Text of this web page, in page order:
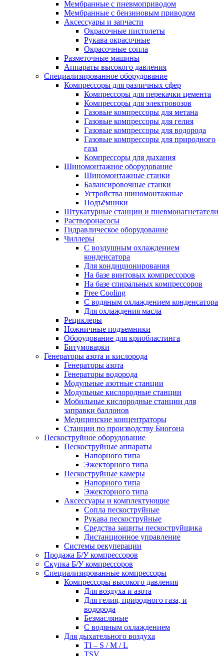
Мембранные с пневмоприводом
Мембранные с бензиновым приводом
Аксессуары и запчасти
Окрасочные пистолеты
Рукава окрасочные
Окрасочные сопла
Разметочные машины
Аппараты высокого давления
Специализированное оборудование
Компрессоры для различных сфер
Компрессоры для перекачки цемента
Компрессоры для электровозов
Газовые компрессоры для метана
Газовые компрессоры для гелия
Газовые компрессоры для водорода
Газовые компрессоры для природного
газа
Компрессоры для дыхания
Шиномонтажное оборудование
Шиномонтажные станки
Балансировочные станки
Устройства шиномонтажные
Подъёмники
Штукатурные станции и пневмонагнетатели
Растворонасосы
Гидравлическое оборудование
Чиллеры
С воздушным охлаждением
конденсатора
Для кондиционирования
На базе винтовых компрессоров
На базе спиральных компрессоров
Free Cooling
С водяным охлаждением конденсатора
Для охлаждения масла
Рециклеры
Ножничные подъемники
Оборудование для криобластинга
Битумоварки
Генераторы азота и кислорода
Генераторы азота
Генераторы водорода
Модульные азотные станции
Модульные кислородные станции
Мобильные кислородные станции для
заправки баллонов
Медицинские концентраторы
Станции по производству Биогона
Пескоструйное оборудование
Пескоструйные аппараты
Напорного типа
Эжекторного типа
Пескоструйные камеры
Напорного типа
Эжекторного типа
Аксессуары и комплектующие
Сопла пескоструйные
Рукава пескоструйные
Средства защиты пескоструйщика
Дистанционное управление
Системы рекуперации
Продажа Б/У компрессоров
Скупка Б/У компрессоров
Специализированные компрессоры
Компрессоры высокого давления
Для воздуха и азота
Для гелия, природного газа, и
водорода
Безмасляные
С водяным охлаждением
Для дыхательного воздуха
TI – S / M / L
TSV